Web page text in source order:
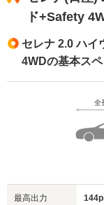
ド+Safety
セレナ 2.0 ハイ
4WDの基本スペ
全
最高出力